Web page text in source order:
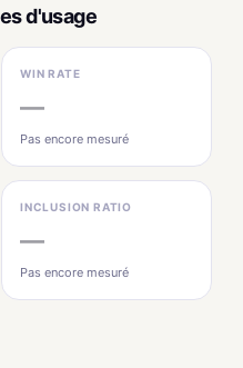
d'usage
WIN RATE
—
Pas encore mesuré
INCLUSION RATIO
—
Pas encore mesuré